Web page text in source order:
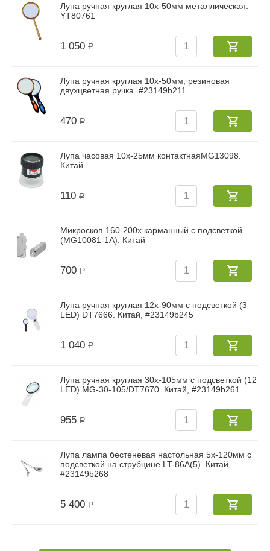
Лупа ручная круглая 10х-50мм металлическая.
YT80761
1 050 Р
Лупа ручная круглая 10х-50мм, резиновая
двухцветная ручка. #23149b211
470 Р
Лупа часовая 10х-25мм контактнаяMG13098.
Китай
110 Р
Микроскоп 160-200х карманный с подсветкой
(MG10081-1A). Китай
700 Р
Лупа ручная круглая 12x-90мм с подсветкой (3
LED) DT7666. Китай, #23149b245
1 040 Р
Лупа ручная круглая 30x-105мм с подсветкой (12
LED) MG-30-105/DT7670. Китай, #23149b261
955 Р
Лупа лампа бестеневая настольная 5x-120мм с
подсветкой на струбцине LT-86A(5). Китай,
#23149b268
5 400 Р